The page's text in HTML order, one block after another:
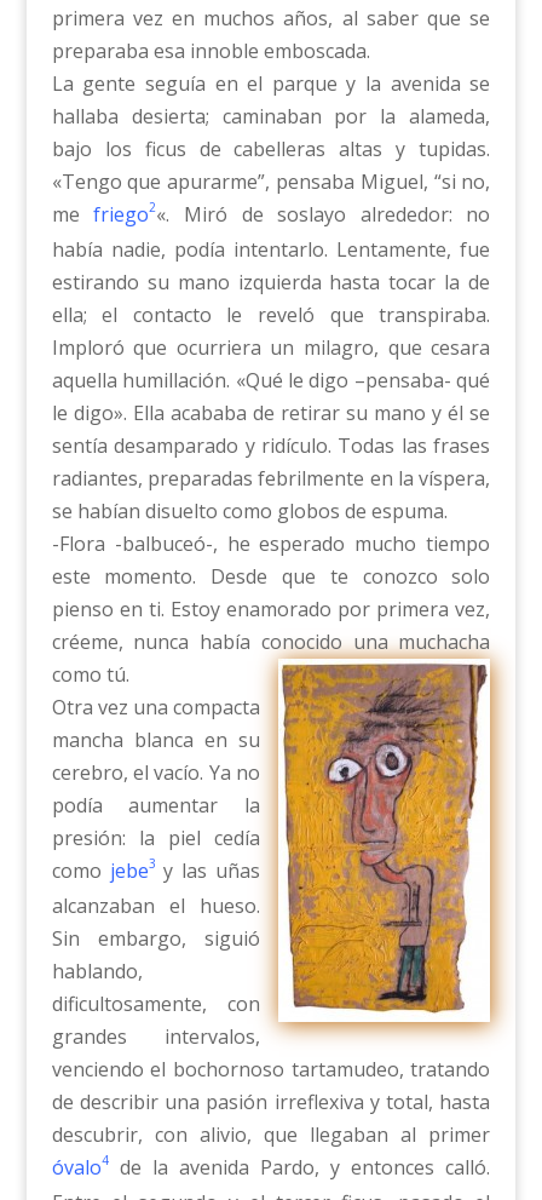
primera vez en muchos años, al saber que se
preparaba esa innoble emboscada.
La gente seguía en el parque y la avenida se
hallaba desierta; caminaban por la alameda,
bajo los ficus de cabelleras altas y tupidas.
«Tengo que apurarme”, pensaba Miguel, “si no,
mefriego2«. Miró de soslayo alrededor: no
había nadie, podía intentarlo. Lentamente, fue
estirando su mano izquierda hasta tocar la de
ella; el contacto le reveló que transpiraba.
Imploró que ocurriera un milagro, que cesara
aquella humillación. «Qué le digo –pensaba- qué
le digo». Ella acababa de retirar su mano y él se
sentía desamparado y ridículo. Todas las frases
radiantes, preparadas febrilmente en la víspera,
se habían disuelto como globos de espuma.
-Flora -balbuceó-, he esperado mucho tiempo
este momento. Desde que te conozco solo
pienso en ti. Estoy enamorado por primera vez,
créeme, nunca había conocido una muchacha
como tú.
Otra vez una compacta
mancha blanca en su
cerebro, el vacío. Ya no
podía aumentar la
presión: la piel cedía
como jebe3 y las uñas
alcanzaban el hueso.
Sin embargo, siguió
hablando,
dificultosamente, con
grandes intervalos,
venciendo el bochornoso tartamudeo, tratando
de describir una pasión irreflexiva y total, hasta
descubrir, con alivio, que llegaban al primer
óvalo4de la avenida Pardo, y entonces calló.